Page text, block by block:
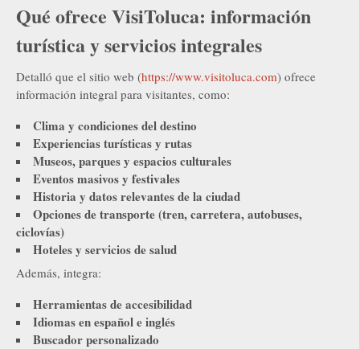
Qué ofrece VisiToluca: información
turística y servicios integrales
Detalló que el sitio web (https://www.visitoluca.com) ofrece
información integral para visitantes, como:
Clima y condiciones del destino
Experiencias turísticas y rutas
Museos, parques y espacios culturales
Eventos masivos y festivales
Historia y datos relevantes de la ciudad
Opciones de transporte (tren, carretera, autobuses,
ciclovías)
Hoteles y servicios de salud
Además, integra:
Herramientas de accesibilidad
Idiomas en español e inglés
Buscador personalizado